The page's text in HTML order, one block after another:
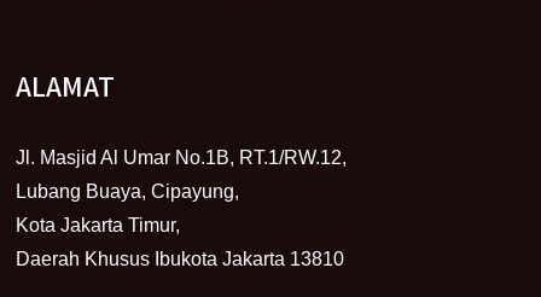
ALAMAT
Jl. Masjid Al Umar No.1B, RT.1/RW.12,
Lubang Buaya, Cipayung,
Kota Jakarta Timur,
Daerah Khusus Ibukota Jakarta 13810